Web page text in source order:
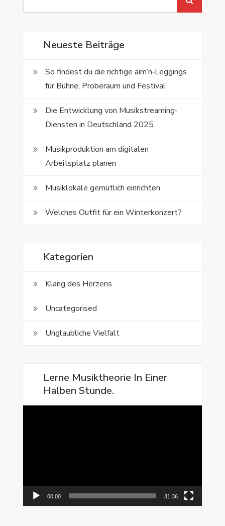
Neueste Beiträge
So findest du die richtige aim’n‑Leggings
für Bühne, Proberaum und Festival
Die Entwicklung von Musikstreaming-
Diensten in Deutschland 2025
Musikproduktion am digitalen
Arbeitsplatz planen
Musiklokale gemütlich einrichten
Welches Outfit für ein Winterkonzert?
Kategorien
Klang des Herzens
Uncategorised
Unglaubliche Vielfalt
Lerne Musiktheorie In Einer
Halben Stunde.
00:00 31:36